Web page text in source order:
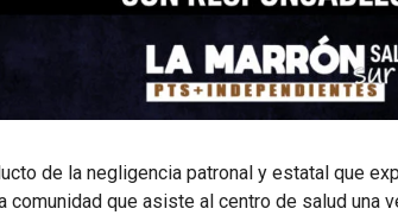
de la negligencia patronal y estatal que
comunidad que asiste al centro de salud una